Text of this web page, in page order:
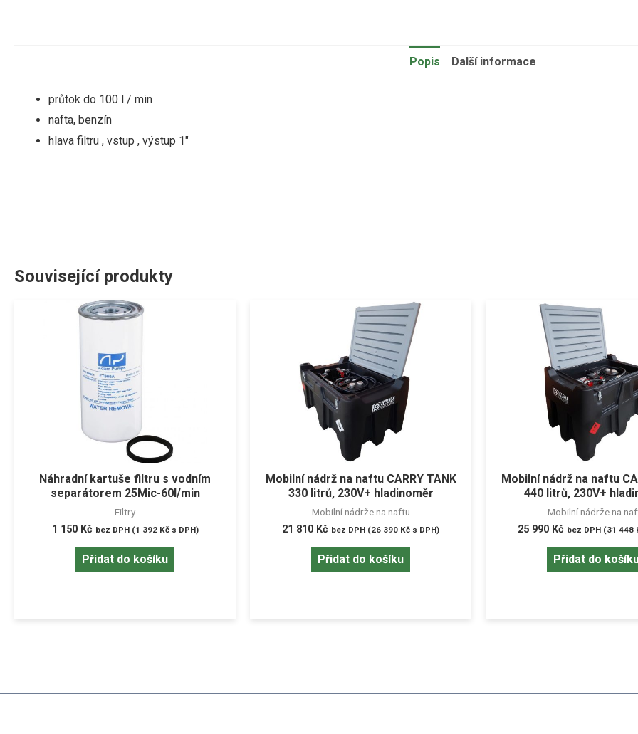
Popis Další informace
průtok do 100 l / min
nafta, benzín
hlava filtru , vstup , výstup 1″
Související produkty
Náhradní kartuše filtru s vodním
separátorem 25Mic-60l/min
Filtry
1 150 Kč bez DPH (1 392 Kčs DPH)
Přidat do košíku
Mobilní nádrž na naftu CARRY TANK
330 litrů, 230V+ hladinoměr
Mobilní nádrže na naftu
21 810 Kč bez DPH (26 390 Kč s DPH)
Přidat do košíku
Mobilní nádrž na naftu
440 litrů, 230V+
Mobilní nádrže na
25 990 Kč bez DPH (31 448
Přidat do